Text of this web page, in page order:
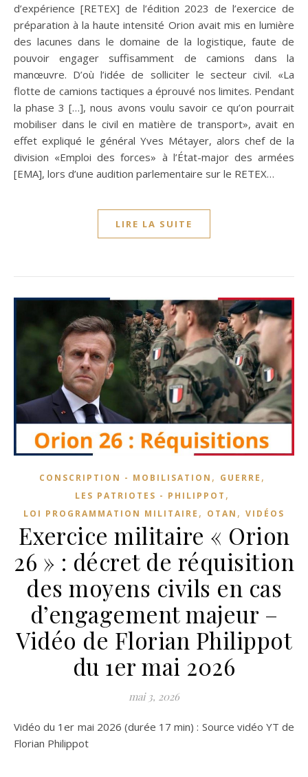
d’expérience [RETEX] de l’édition 2023 de l’exercice de
préparation à la haute intensité Orion avait mis en lumière
des lacunes dans le domaine de la logistique, faute de
pouvoir engager suffisamment de camions dans la
manœuvre. D’où l’idée de solliciter le secteur civil. «La
flotte de camions tactiques a éprouvé nos limites. Pendant
la phase 3 […], nous avons voulu savoir ce qu’on pourrait
mobiliser dans le civil en matière de transport», avait en
effet expliqué le général Yves Métayer, alors chef de la
division «Emploi des forces» à l’État-major des armées
[EMA], lors d’une audition parlementaire sur le RETEX…
LIRE LA SUITE
CONSCRIPTION - MOBILISATION , GUERRE ,
LES PATRIOTES - PHILIPPOT ,
LOI PROGRAMMATION MILITAIRE , OTAN , VIDÉOS
Exercice militaire « Orion
26 » : décret de réquisition
des moyens civils en cas
d’engagement majeur –
Vidéo de Florian Philippot
du 1er mai 2026
mai 3, 2026
Vidéo du 1er mai 2026 (durée 17 min) : Source vidéo YT de
Florian Philippot